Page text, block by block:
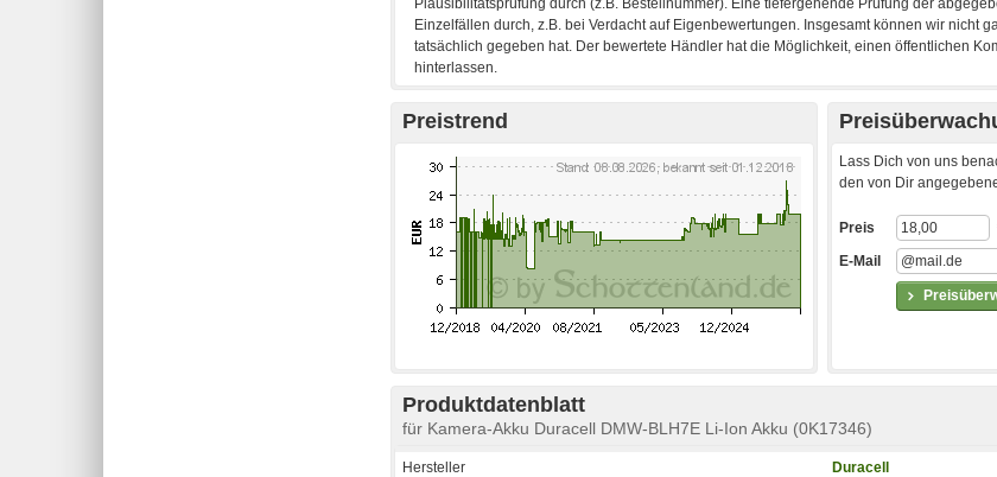
Preistrend
Lass Dich von uns
den von Dir
Preis
E-Mail
Produktdatenblatt
für Kamera-Akku Duracell DMW-BLH7E Li-Ion Akku (0K17346)
Hersteller
Duracell